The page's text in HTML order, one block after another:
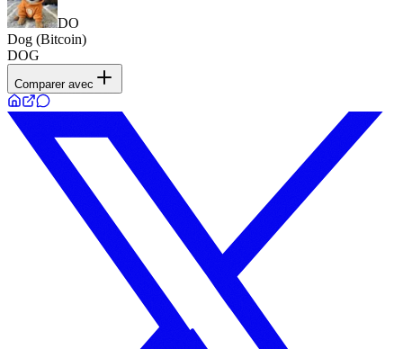
DO
Dog (Bitcoin)
DOG
Comparer avec